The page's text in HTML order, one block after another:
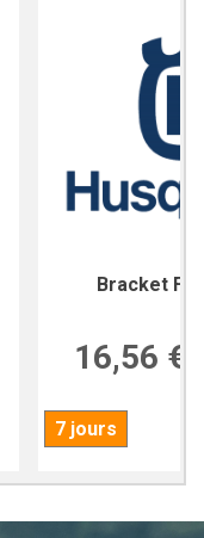
Bracket
16,56 €
7 jours